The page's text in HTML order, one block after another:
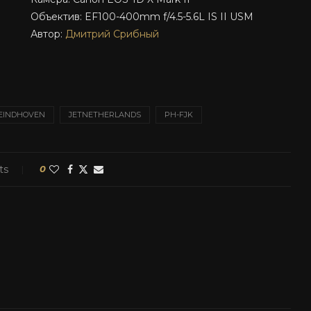
Объектив: EF100-400mm f/4.5-5.6L IS II USM
Автор: Дмитрий Срибный
JETNETHERLANDS PH-FJK
0